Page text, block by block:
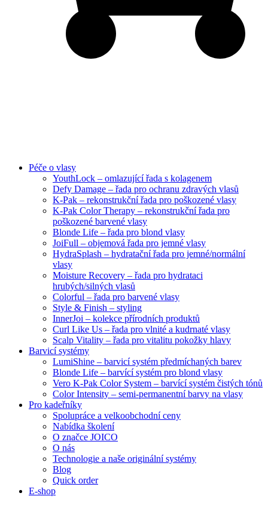
Péče o vlasy
YouthLock – omlazující řada s kolagenem
Defy Damage – řada pro ochranu zdravých vlasů
K-Pak – rekonstrukční řada pro poškozené vlasy
K-Pak Color Therapy – rekonstrukční řada pro
poškozené barvené vlasy
Blonde Life – řada pro blond vlasy
JoiFull – objemová řada pro jemné vlasy
HydraSplash – hydratační řada pro jemné/normální
vlasy
Moisture Recovery – řada pro hydrataci
hrubých/silných vlasů
Colorful – řada pro barvené vlasy
Style & Finish – styling
InnerJoi – kolekce přírodních produktů
Curl Like Us – řada pro vlnité a kudrnaté vlasy
Scalp Vitality – řada pro vitalitu pokožky hlavy
Barvicí systémy
LumiShine – barvicí systém předmíchaných barev
Blonde Life – barvící systém pro blond vlasy
Vero K-Pak Color System – barvící systém čistých tónů
Color Intensity – semi-permanentní barvy na vlasy
Pro kadeřníky
Spolupráce a velkoobchodní ceny
Nabídka školení
O značce JOICO
O nás
Technologie a naše originální systémy
Blog
Quick order
E-shop